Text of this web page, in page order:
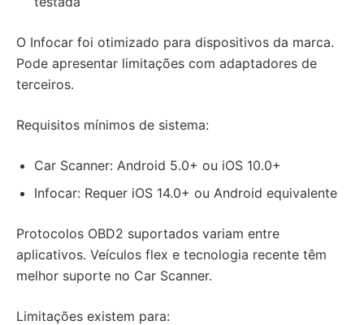
O Infocar foi otimizado para dispositivos da marca.
Pode apresentar limitações com adaptadores de
terceiros.
Requisitos mínimos de sistema:
Car Scanner: Android 5.0+ ou iOS 10.0+
Infocar: Requer iOS 14.0+ ou Android equivalente
Protocolos OBD2 suportados variam entre
aplicativos. Veículos flex e tecnologia recente têm
melhor suporte no Car Scanner.
Limitações existem para: